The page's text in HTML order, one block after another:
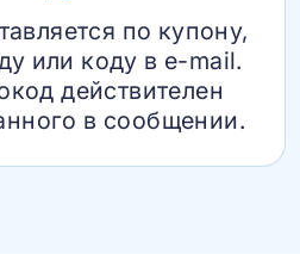
по купону,
или коду в e-mail.
действителен
в сообщении.